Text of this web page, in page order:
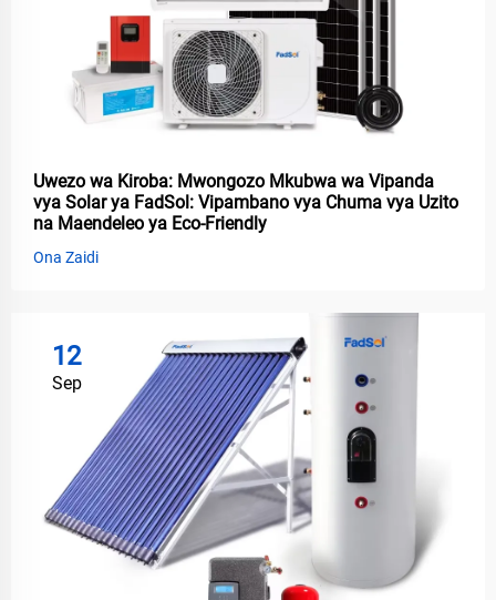
Uwezo wa Kiroba: Mwongozo Mkubwa wa Vipanda
vya Solar ya FadSol: Vipambano vya Chuma vya Uzito
na Maendeleo ya Eco-Friendly
Ona Zaidi
12
Sep